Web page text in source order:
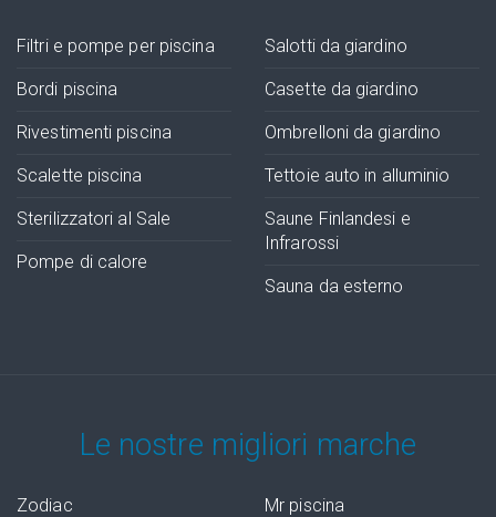
Filtri e pompe per piscina
Bordi piscina
Rivestimenti piscina
Scalette piscina
Sterilizzatori al Sale
Pompe di calore
Salotti da giardino
Casette da giardino
Ombrelloni da giardino
Tettoie auto in alluminio
Saune Finlandesi e
Infrarossi
Sauna da esterno
Le nostre migliori marche
Zodiac Mr piscina